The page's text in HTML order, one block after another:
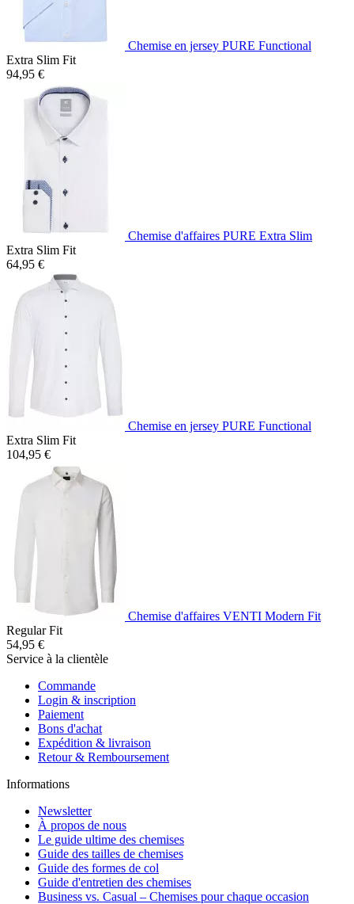
Chemise en jersey PURE Functional
Extra Slim Fit
94,95 €
Chemise d'affaires PURE Extra Slim
Extra Slim Fit
64,95 €
Chemise en jersey PURE Functional
Extra Slim Fit
104,95 €
Chemise d'affaires VENTI Modern Fit
Regular Fit
54,95 €
Service à la clientèle
Commande
Login & inscription
Paiement
Bons d'achat
Expédition & livraison
Retour & Remboursement
Informations
Newsletter
À propos de nous
Le guide ultime des chemises
Guide des tailles de chemises
Guide des formes de col
Guide d'entretien des chemises
Business vs. Casual – Chemises pour chaque occasion